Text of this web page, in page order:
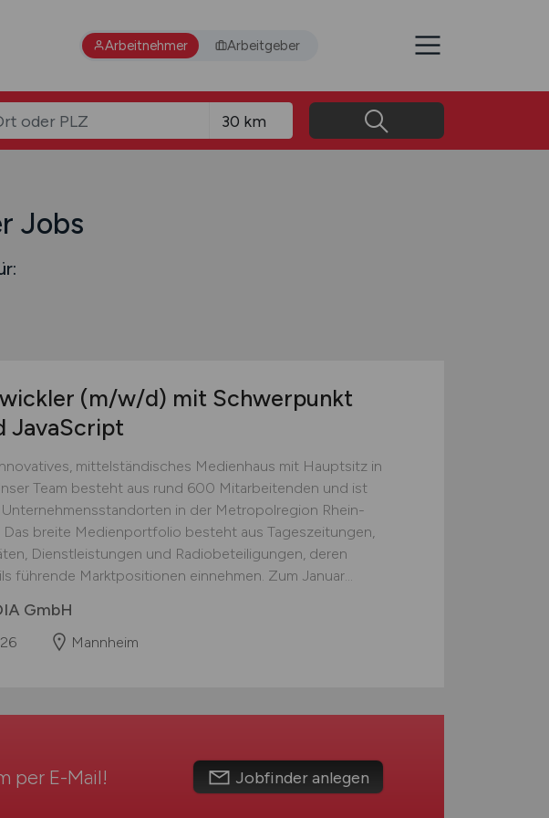
Arbeitnehmer Arbeitgeber
Jobs
(m/w/d) mit Schwerpunkt
JavaScript
mittelständisches Medienhaus mit Hauptsitz in
Team besteht aus rund 600 Mitarbeitenden und ist
Unternehmensstandorten in der Metropolregion Rhein-
Das breite Medienportfolio besteht aus Tageszeitungen,
Dienstleistungen und Radiobeteiligungen, deren
führende Marktpositionen einnehmen. Zum Januar...
GmbH
Mannheim
per E-Mail! Jobfinder anlegen